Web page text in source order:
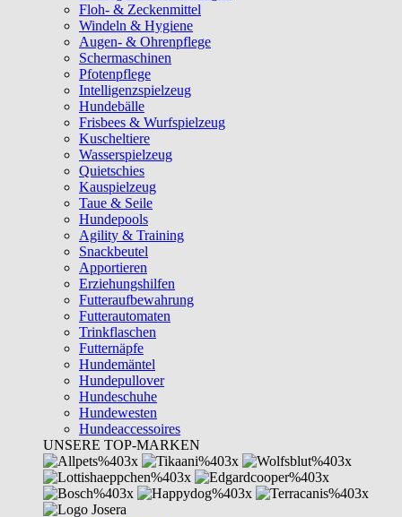
Floh- & Zeckenmittel
Windeln & Hygiene
Augen- & Ohrenpflege
Schermaschinen
Pfotenpflege
Intelligenzspielzeug
Hundebälle
Frisbees & Wurfspielzeug
Kuscheltiere
Wasserspielzeug
Quietschies
Kauspielzeug
Taue & Seile
Hundepools
Agility & Training
Snackbeutel
Apportieren
Erziehungshilfen
Futteraufbewahrung
Futterautomaten
Trinkflaschen
Futternäpfe
Hundemäntel
Hundepullover
Hundeschuhe
Hundewesten
Hundeaccessoires
UNSERE TOP-MARKEN